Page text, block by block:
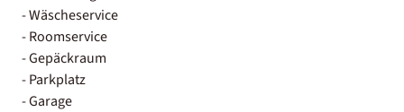
- Wäscheservice
- Roomservice
- Gepäckraum
- Parkplatz
- Garage